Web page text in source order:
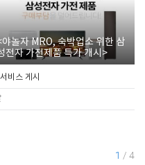
야놀자 MRO, 숙박업소 위한 삼
전자 가전제품 특가 개시>
비스 게시
1 / 4